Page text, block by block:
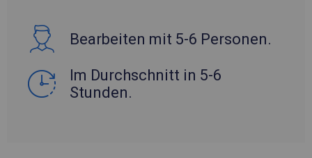
Bearbeiten mit 5-6 Personen.
Im Durchschnitt in 5-6
Stunden.